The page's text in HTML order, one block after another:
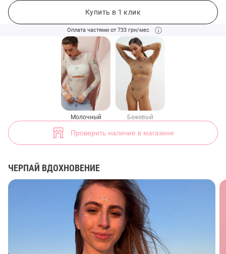
Купить в 1 клик
Оплата частями от 733 грн/мес
Молочный Бежевый
Проверить наличие в магазине
ЧЕРПАЙ ВДОХНОВЕНИЕ
Молочный боди из сетки с принтом Душа (арт. 48039) ♡ интернет-